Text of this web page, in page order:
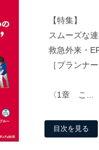
【特集】
スムーズな
救急外来・
［プランナ
〈1章 こ...
目次を見る